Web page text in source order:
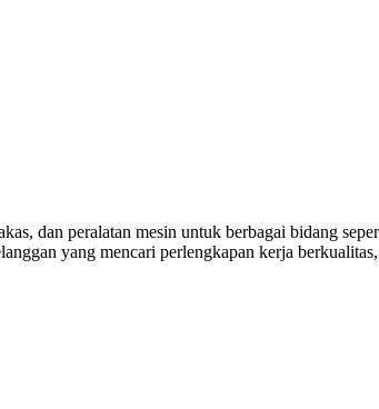
dan peralatan mesin untuk berbagai bidang
yang mencari perlengkapan kerja